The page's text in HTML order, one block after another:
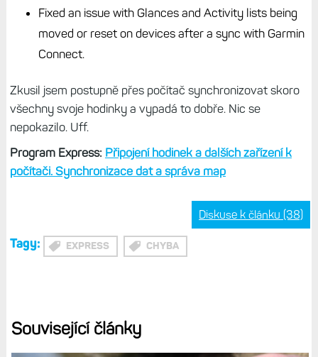
Fixed an issue with Glances and Activity lists being
moved or reset on devices after a sync with Garmin
Connect.
Zkusil jsem postupně přes počítač synchronizovat skoro
všechny svoje hodinky a vypadá to dobře. Nic se
nepokazilo. Uff.
Program Express: Připojení hodinek a dalších zařízení k
počítači. Synchronizace dat a správa map
Diskuse k článku (38)
Tagy: EXPRESS CHYBA
Související články